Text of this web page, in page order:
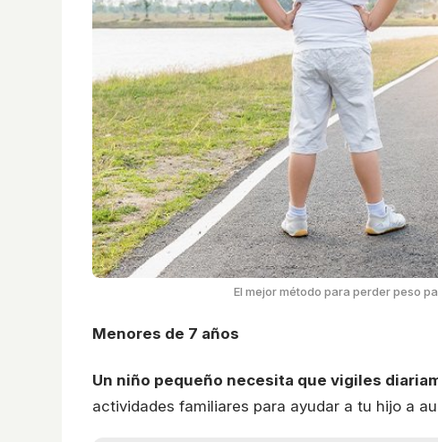
El mejor método para perder peso
Menores de 7 años
Un niño pequeño necesita que vigiles
actividades familiares para ayudar a tu hijo a